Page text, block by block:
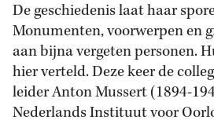
De geschiedenis laat haar
Monumenten, voorwerpen en
aan bijna vergeten personen.
hier verteld. Deze keer de
leider Anton Mussert (1894-
Nederlands Instituut voor